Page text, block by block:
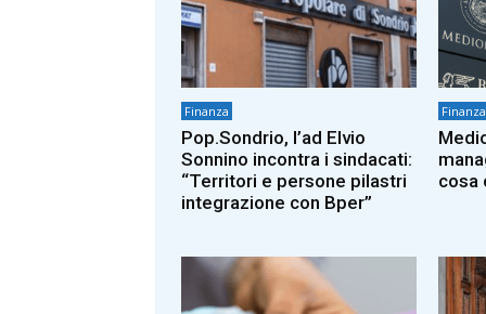
Finanza
Pop.Sondrio, l’ad Elvio
Sonnino incontra i sindacati:
“Territori e persone pilastri
integrazione con Bper”
Finanza
cosa